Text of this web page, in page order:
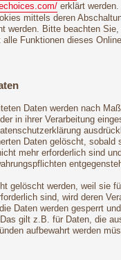
erklärt
mittels deren
werden. Bitte beachten
alle Funktionen dieses
Daten werden nach
in ihrer Verarbeitung
Daten gelöscht, sobald
mehr erforderlich sind
gelöscht werden, weil sie
sind, wird deren
Daten werden gesperrt
gilt z.B. für Daten, die
aufbewahrt werden